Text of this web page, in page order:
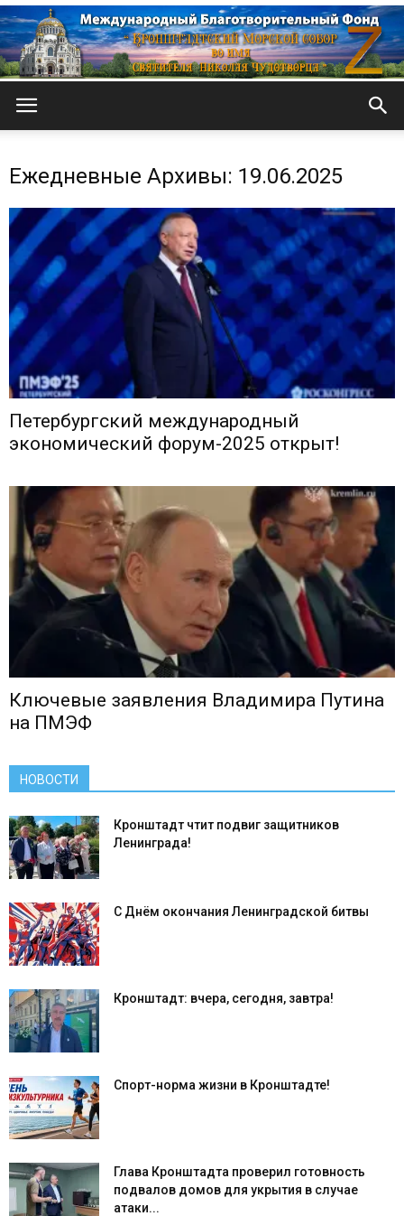
собор
Ежедневные Архивы: 19.06.2025
Петербургский международный
экономический форум-2025 открыт!
Ключевые заявления Владимира Путина
на ПМЭФ
НОВОСТИ
Кронштадт чтит подвиг защитников
Ленинграда!
С Днём окончания Ленинградской битвы
Кронштадт: вчера, сегодня, завтра!
Спорт-норма жизни в Кронштадте!
Глава Кронштадта проверил готовность
подвалов домов для укрытия в случае
атаки...